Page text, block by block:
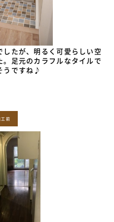
たが、明るく可愛らしい空
。足元のカラフルなタイルで
うですね♪
工前